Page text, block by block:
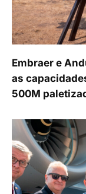
Embraer e
as
500M